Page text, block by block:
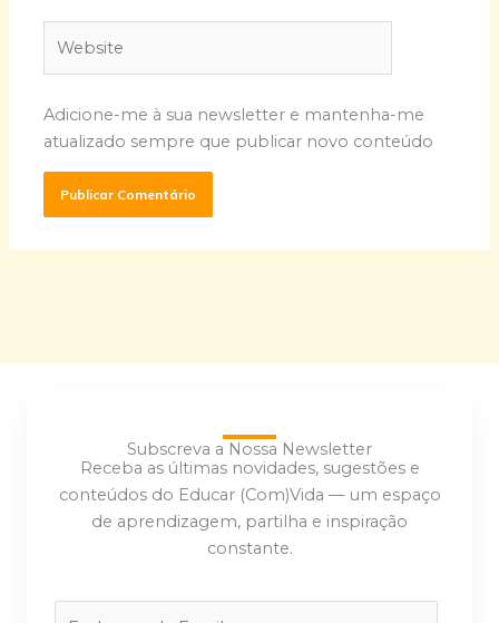
Adicione-me à sua newsletter e mantenha-me
atualizado sempre que publicar novo conteúdo
Subscreva a Nossa Newsletter
Receba as últimas novidades, sugestões e
conteúdos do Educar (Com)Vida — um espaço
de aprendizagem, partilha e inspiração
constante.